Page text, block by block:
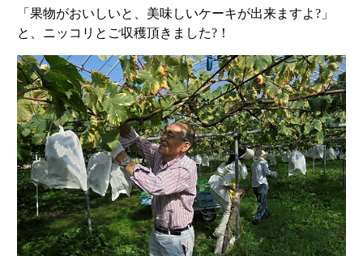
「果物がおいしいと、美味しいケーキが出来ますよ?」
と、ニッコリとご収穫頂きました?！